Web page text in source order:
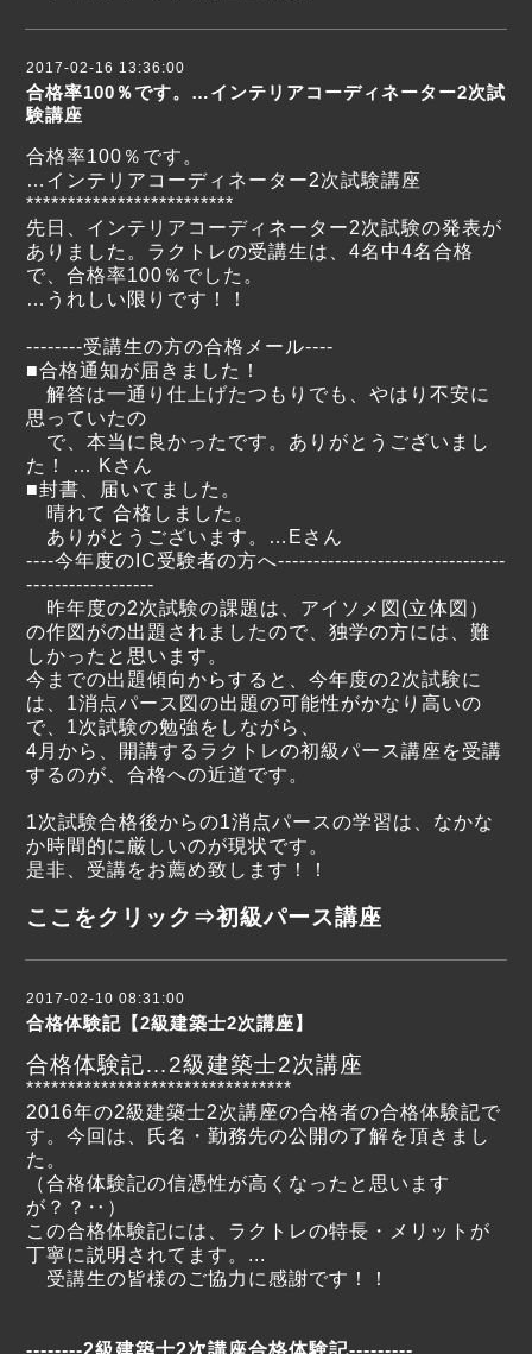
2017-02-16 13:36:00
合格率100％です。…インテリアコーディネーター2次試
験講座
合格率100％です。
…インテリアコーディネーター2次試験講座
*************************
先日、インテリアコーディネーター2次試験の発表が
ありました。ラクトレの受講生は、4名中4名合格
で、合格率100％でした。
…うれしい限りです！！
--------受講生の方の合格メール----
■合格通知が届きました！
解答は一通り仕上げたつもりでも、やはり不安に
思っていたの
で、本当に良かったです。ありがとうございまし
た！ … Kさん
■封書、届いてました。
晴れて 合格しました。
ありがとうございます。…Eさん
----今年度のIC受験者の方へ--------------------------------
------------------
昨年度の2次試験の課題は、アイソメ図(立体図）
の作図がの出題されましたので、独学の方には、難
しかったと思います。
今までの出題傾向からすると、今年度の2次試験に
は、1消点パース図の出題の可能性がかなり高いの
で、1次試験の勉強をしながら、
4月から、開講するラクトレの初級パース講座を受講
するのが、合格への近道です。
1次試験合格後からの1消点パースの学習は、なかな
か時間的に厳しいのが現状です。
是非、受講をお薦め致します！！
ここをクリック⇒初級パース講座
2017-02-10 08:31:00
合格体験記【2級建築士2次講座】
合格体験記…2級建築士2次講座
********************************
2016年の2級建築士2次講座の合格者の合格体験記で
す。今回は、氏名・勤務先の公開の了解を頂きまし
た。
（合格体験記の信憑性が高くなったと思います
が？？‥）
この合格体験記には、ラクトレの特長・メリットが
丁寧に説明されてます。 ...
受講生の皆様のご協力に感謝です！！
--------2級建築士2次講座合格体験記---------